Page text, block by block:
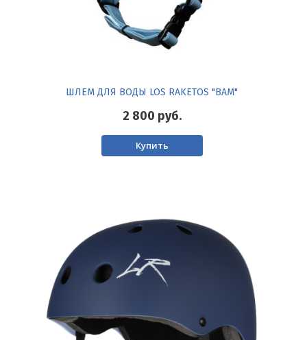
ШЛЕМ ДЛЯ ВОДЫ LOS RAKETOS "BAM"
2 800 руб.
Купить